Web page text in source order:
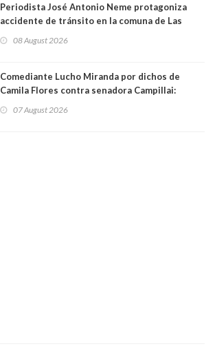
Periodista José Antonio Neme protagoniza
accidente de tránsito en la comuna de Las
08 August 2026
Comediante Lucho Miranda por dichos de
Camila Flores contra senadora Campillai:
forma de quitar dignidad"
07 August 2026